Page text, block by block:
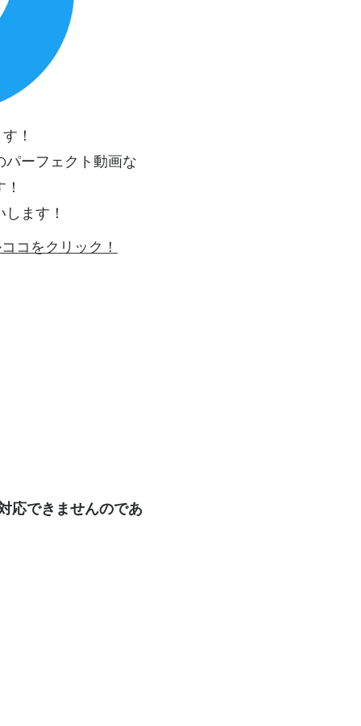
！
パーフェクト動画な
ます！
コをクリック！
応できませんのであ